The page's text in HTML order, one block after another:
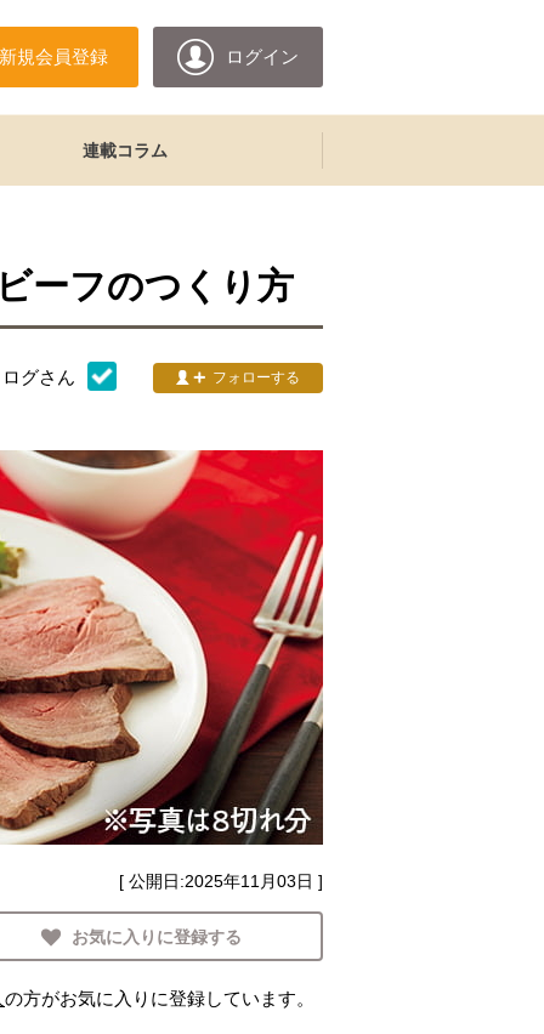
新規会員登録 ログイン
連載コラム
ーフのつくり方
グさん フォローする
[ 公開日:2025年11月03日 ]
お気に入りに登録する
の方がお気に入りに登録しています。